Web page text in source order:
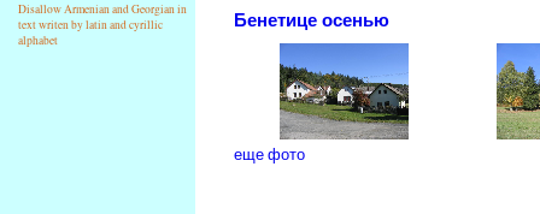
Disallow Armenian and Georgian in
text writen by latin and cyrillic
alphabet
Бенетице осенью
еще фото